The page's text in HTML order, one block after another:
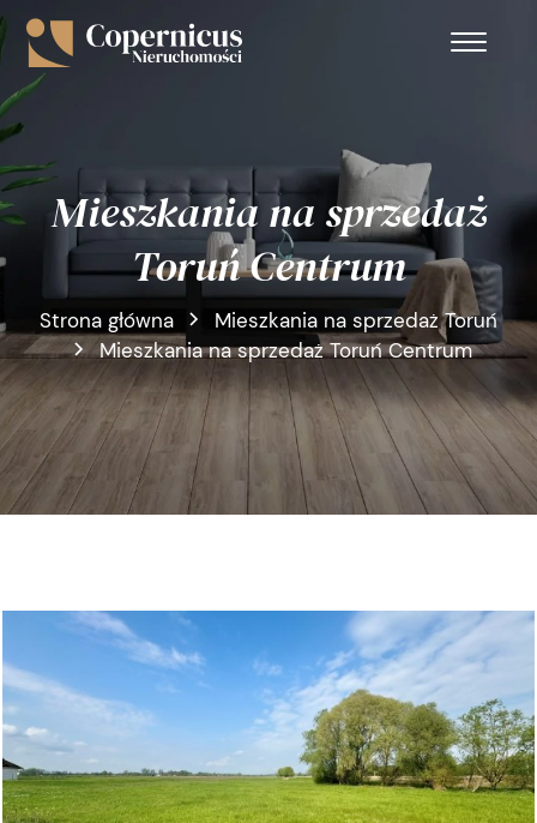
Mieszkania na sprzedaż
Toruń Centrum
Strona główna
Mieszkania na sprzedaż Toruń
Mieszkania na sprzedaż Toruń Centrum